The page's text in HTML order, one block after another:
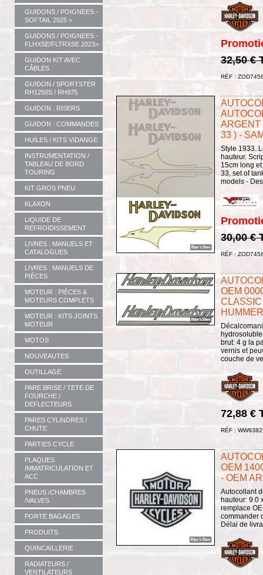
GUIDONS / POIGNEES -
SOFTAIL 2025 >
GUIDONS / POIGNEES -
FLHXSE/FLTRXSE 2023>
GUIDON KIT AVEC
CÂBLES
GUIDON / SPORTSTER
RH1250S / RH975
GUIDON : RISERS
GUIDON : COMMANDES
HUILES / KITS VIDANGE
INSTRUMENTATION /
TABLEAU DE BORD
TOURING
KIT GROS PNEU
KLAXON
LIQUIDE DE
REFROIDISSEMENT
LIVRES : MANUELS ET
CATALOGUES
LIVRES : MANUELS DE
PIÈCES
MOTEUR : PIÈCES &
MOTEURS COMPLETS
MOTEUR : KITS JOINTS
MOTEUR
MOTOS
NOUVEAUTES
OUTILLAGE
PARE BRISE / TETE DE
FOURCHE /
DEFLECTEURS
PARES CYLINDRES /
CHUTE
PARTIES CYCLE
PLAQUES
IMMATRICULATION ET
ACC
PNEUS /CHAMBRES
/VALVES
PORTE BAGAGES
PRODUITS
QUINCAILLERIE
RADIATEURS /
VENTILATEURS
32,50 €
RÉF :
ARGENT
33 ) -
Style 1933.
hauteur.
15cm long
33, set of
models -
30,00 €
RÉF :
OEM
brut: 4 g la
vernis et
couche de
72,88 €
RÉF :
OEM
- OEM
Autocollant
hauteur: 9.0
remplace
commander
Délai de